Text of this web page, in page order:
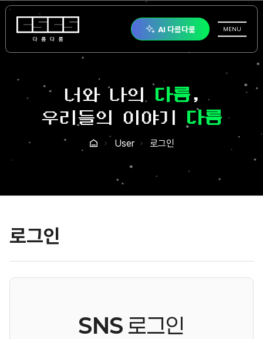
다름다룸
MENU
AI 다름다룸
너와 나의 다름,
우리들의 이야기 다룸
로그인
User 로그인
SNS 로그인